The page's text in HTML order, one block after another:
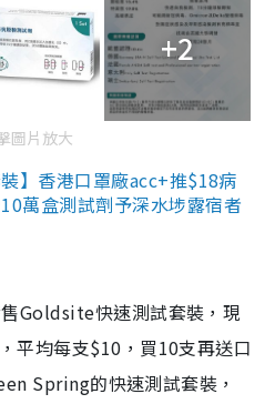
+2
圖片放大
】香港口罩廠acc+推$18病
萬盒測試劑予深水埗露宿者
Goldsite快速測試套裝，現
平均每支$10，買10支再送口
Spring的快速測試套裝，